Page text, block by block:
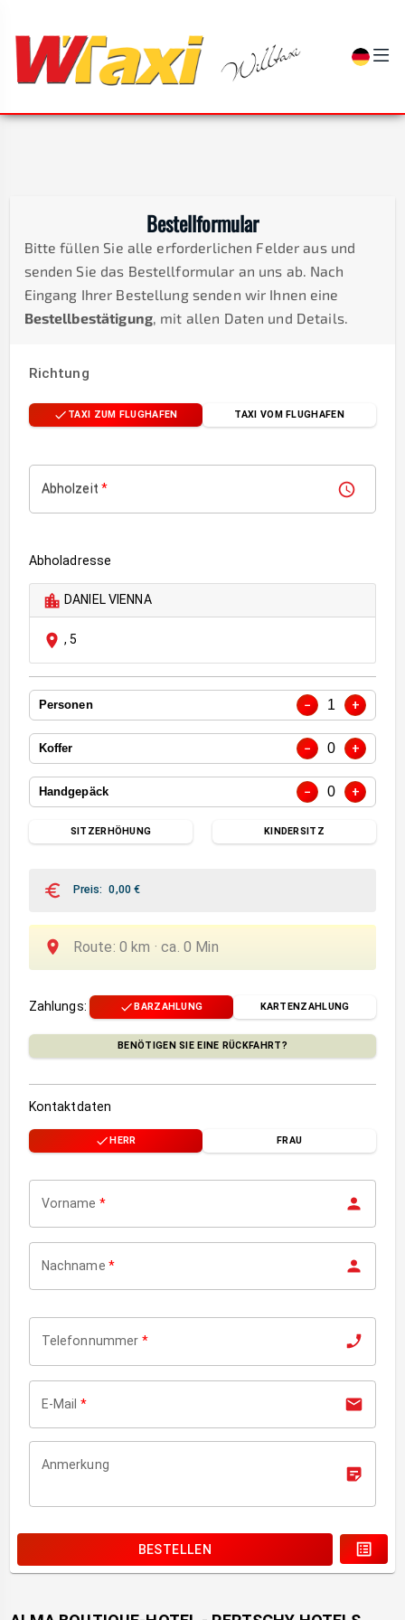
Bestellformular
Bitte füllen Sie alle erforderlichen Felder aus und
senden Sie das Bestellformular an uns ab. Nach
Eingang Ihrer Bestellung senden wir Ihnen eine
Bestellbestätigung, mit allen Daten und Details.
Richtung
TAXI ZUM FLUGHAFEN TAXI VOM FLUGHAFEN
Abholzeit *
Abholadresse
DANIEL VIENNA
,5
Personen − 1 +
Koffer − 0 +
Handgepäck − 0 +
SITZERHÖHUNG KINDERSITZ
Preis: 0,00€
Route: 0 km ·ca. 0 Min
Zahlungs: BARZAHLUNG KARTENZAHLUNG
BENÖTIGEN SIE EINE RÜCKFAHRT?
Kontaktdaten
HERR FRAU
Vorname *
Nachname *
Telefonnummer *
E-Mail *
Anmerkung
BESTELLEN